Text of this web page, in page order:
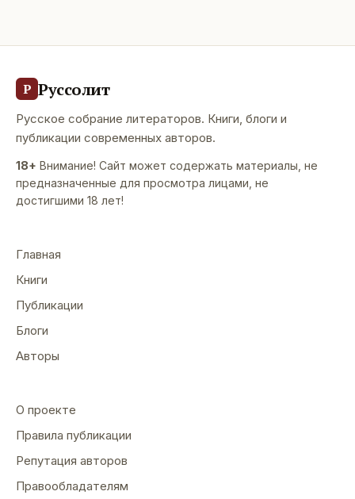
Р Руссолит
Русское собрание литераторов. Книги, блоги и
публикации современных авторов.
18+ Внимание! Сайт может содержать материалы, не
предназначенные для просмотра лицами, не
достигшими 18 лет!
Главная
Книги
Публикации
Блоги
Авторы
О проекте
Правила публикации
Репутация авторов
Правообладателям